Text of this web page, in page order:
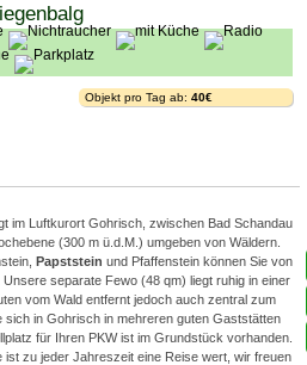
Objekt pro Tag ab: 40€
im Luftkurort Gohrisch, zwischen Bad Schandau
(300 m ü.d.M.) umgeben von Wäldern.
Papststein und Pfaffenstein können Sie von
separate Fewo (48 qm) liegt ruhig in einer
vom Wald entfernt jedoch auch zentral zum
sich in Gohrisch in mehreren guten Gaststätten
für Ihren PKW ist im Grundstück vorhanden.
ist zu jeder Jahreszeit eine Reise wert, wir freuen